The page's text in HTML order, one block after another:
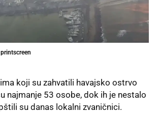
koji su zahvatili havajsko ostrvo
najmanje 53 osobe, dok ih je nestalo
su danas lokalni zvaničnici.